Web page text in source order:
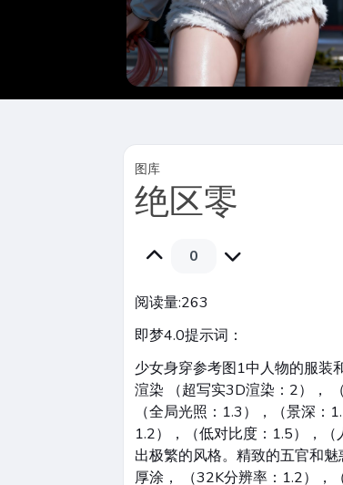
图库
绝区零
0
阅读量:263
即梦4.0提示词：
少女身穿参考图1中人物的服装
渲染 （超写实3D渲染：2），
（全局光照：1.3），（景深：
1.2），（低对比度：1.5），
出极繁的风格。精致的五官和
厚涂， （32K分辨率：1.2），